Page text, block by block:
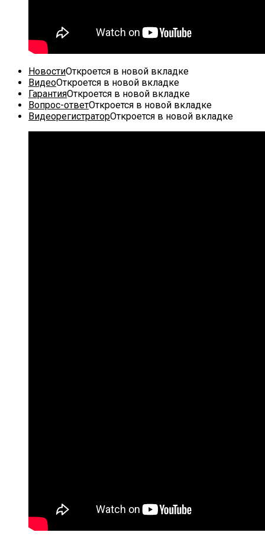
НовостиОткроется в новой вкладке
ВидеоОткроется в новой вкладке
ГарантияОткроется в новой вкладке
Вопрос-ответОткроется в новой вкладке
ВидеорегистраторОткроется в новой вкладке